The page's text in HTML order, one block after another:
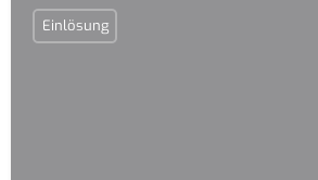
Einlösung